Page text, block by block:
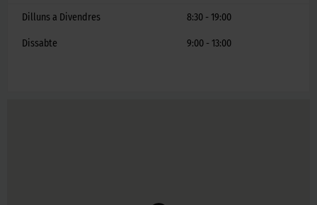
Dilluns a Divendres 8:30 - 19:00
Dissabte 9:00 - 13:00